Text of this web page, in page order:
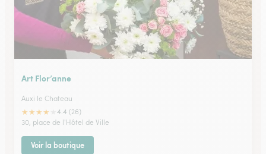
Art Flor’anne
Auxi le Chateau
★★★★
4.4 (26)
30, place de l'Hôtel de Ville
Voir la boutique